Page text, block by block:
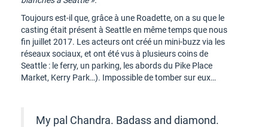
Toujours est-il que, grâce à une Roadette, on a su que le
casting était présent à Seattle en même temps que nous
fin juillet 2017. Les acteurs ont créé un mini-buzz via les
réseaux sociaux, et ont été vus à plusieurs coins de
Seattle : le ferry, un parking, les abords du Pike Place
Market, Kerry Park…). Impossible de tomber sur eux…
My pal Chandra. Badass and diamond.